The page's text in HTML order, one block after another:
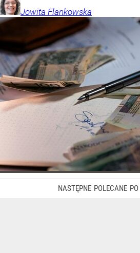
Jowita Flankowska